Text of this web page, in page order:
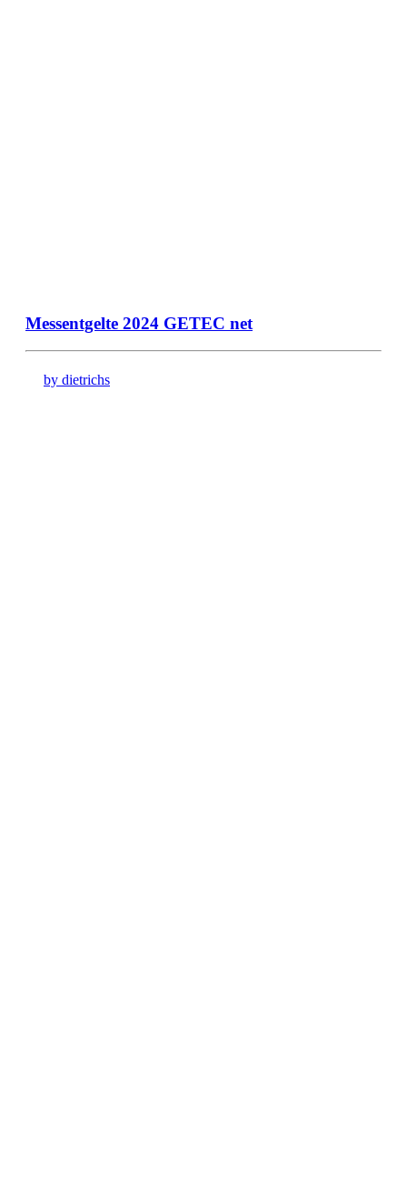
Messentgelte 2024 GETEC net
by dietrichs